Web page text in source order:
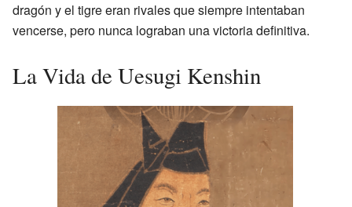
dragón y el tigre eran rivales que siempre intentaban
vencerse, pero nunca lograban una victoria definitiva.
La Vida de Uesugi Kenshin